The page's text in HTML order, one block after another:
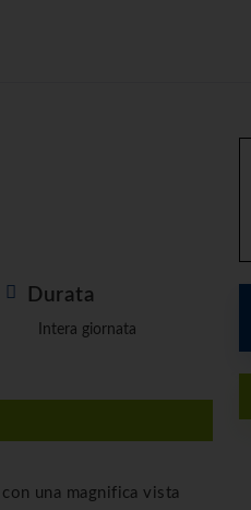
Durata
Intera giornata
una magnifica vista